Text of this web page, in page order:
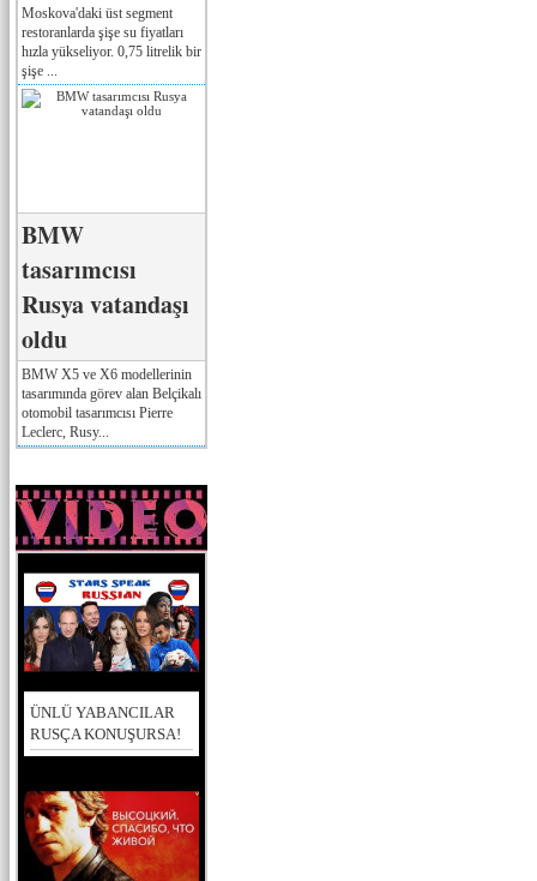
Moskova'daki üst segment
restoranlarda şişe su fiyatları
hızla yükseliyor. 0,75 litrelik bir
şişe ...
BMW
tasarımcısı
Rusya vatandaşı
oldu
BMW X5 ve X6 modellerinin
tasarımında görev alan Belçikalı
otomobil tasarımcısı Pierre
Leclerc, Rusy...
ÜNLÜ YABANCILAR
RUSÇA KONUŞURSA!